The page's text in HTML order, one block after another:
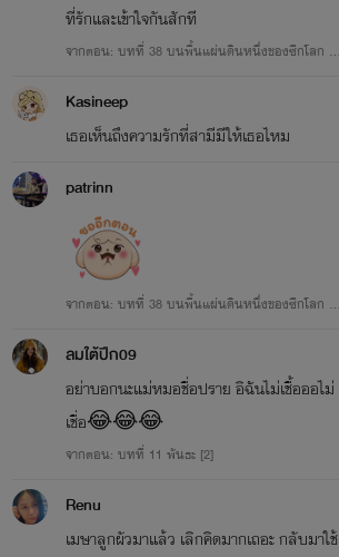
ที่รักและเข้าใจกันสักที
จากตอน: บทที่ 38 บนพื้นแผ่นดินหนึ่งของซีกโลก [อ่
Kasineep
เธอเห็นถึงความรักที่สามีมีให้เธอไหม
patrinn
จากตอน: บทที่ 38 บนพื้นแผ่นดินหนึ่งของซีกโลก [อ่
ลมใต้ปีก09
อย่าบอกนะแม่หมอชื่อปราย อิฉันไม่เชื้อออไม่
เชื่อ😂😂😂
จากตอน: บทที่ 11 พันธะ [2]
Renu
เมษาลูกผัวมาแล้ว เลิกคิดมากเถอะ กลับมาใช้